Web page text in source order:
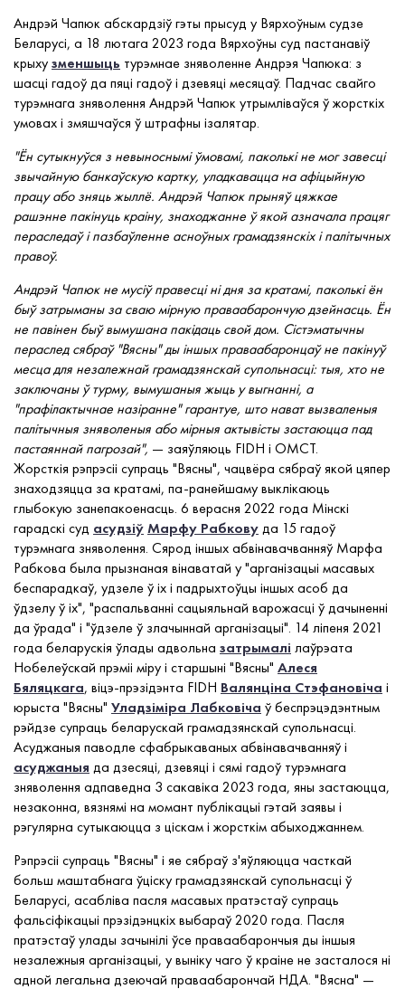
Андрэй Чапюк абскардзіў гэты прысуд у Вярхоўным судзе
Беларусі, а 18 лютага 2023 года Вярхоўны суд пастанавіў
крыхузменшыць турэмнае зняволенне Андрэя Чапюка: з
шасці гадоў да пяці гадоў і дзевяці месяцаў. Падчас свайго
турэмнага зняволення Андрэй Чапюк утрымліваўся ў жорсткіх
умовах і змяшчаўся ў штрафны ізалятар.
"Ён сутыкнуўся з невыноснымі ўмовамі, паколькі не мог завесці
звычайную банкаўскую картку, уладкавацца на афіцыйную
працу або зняць жыллё. Андрэй Чапюк прыняў цяжкае
рашэнне пакінуць краіну, знаходжанне ў якой азначала працяг
пераследаў і пазбаўленне асноўных грамадзянскіх і палітычных
правоў.
Андрэй Чапюк не мусіў правесці ні дня за кратамі, паколькі ён
быў затрыманы за сваю мірную праваабарончую дзейнасць. Ён
не павінен быў вымушана пакідаць свой дом. Сістэматычны
пераслед сябраў "Вясны" ды іншых праваабаронцаў не пакінуў
месца для незалежнай грамадзянскай супольнасці: тыя, хто не
заключаны ў турму, вымушаныя жыць у выгнанні, а
"прафілактычнае назіранне" гарантуе, што нават вызваленыя
палітычныя зняволеныя або мірныя актывісты застаюцца пад
пастаяннай пагрозай", — заяўляюць FIDH і OMCT.
Жорсткія рэпрэсіі супраць "Вясны", чацвёра сябраў якой цяпер
знаходзяцца за кратамі, па-ранейшаму выклікаюць
глыбокую занепакоенасць. 6 верасня 2022 года Мінскі
гарадскі суд асудзіўМарфу Рабковуда 15 гадоў
турэмнага зняволення. Сярод іншых абвінавачванняў Марфа
Рабкова была прызнаная вінаватай у "арганізацыі масавых
беспарадкаў, удзеле ў іх і падрыхтоўцы іншых асоб да
ўдзелу ў іх", "распальванні сацыяльнай варожасці ў дачыненні
да ўрада" і "ўдзеле ў злачыннай арганізацыі". 14 ліпеня 2021
года беларускія ўлады адвольна затрымалі лаўрэата
Нобелеўскай прэміі міру і старшыні "Вясны" Алеся
Бяляцкага, віцэ-прэзідэнта FIDH Валянціна Стэфановіча і
юрыста "Вясны" Уладзіміра Лабковіча ў беспрэцэдэнтным
рэйдзе супраць беларускай грамадзянскай супольнасці.
Асуджаныя паводле сфабрыкаваных абвінавачванняў і
асуджаныя да дзесяці, дзевяці і сямі гадоў турэмнага
зняволення адпаведна 3 сакавіка 2023 года, яны застаюцца,
незаконна, вязнямі на момант публікацыі гэтай заявы і
рэгулярна сутыкаюцца з ціскам і жорсткім абыходжаннем.
Рэпрэсіі супраць "Вясны" і яе сябраў з'яўляюцца часткай
больш маштабнага ўціску грамадзянскай супольнасці ў
Беларусі, асабліва пасля масавых пратэстаў супраць
фальсіфікацыі прэзідэнцкіх выбараў 2020 года. Пасля
пратэстаў улады зачынілі ўсе праваабарончыя ды іншыя
незалежныя арганізацыі, у выніку чаго ў краіне не засталося ні
адной легальна дзеючай праваабарончай НДА. "Вясна" —